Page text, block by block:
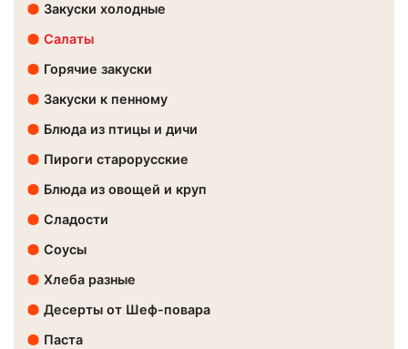
Закуски холодные
Салаты
Горячие закуски
Закуски к пенному
Блюда из птицы и дичи
Пироги старорусские
Блюда из овощей и круп
Сладости
Соусы
Хлеба разные
Десерты от Шеф-повара
Паста